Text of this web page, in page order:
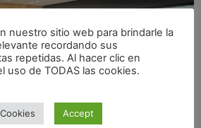
nuestro sitio web para brindarle la
recordando sus
repetidas. Al hacer clic en
uso de TODAS las cookies.
Accept